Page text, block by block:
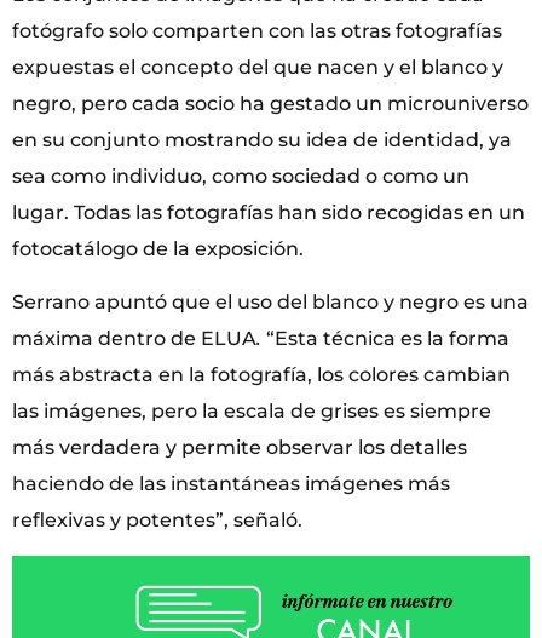
fotógrafo solo comparten con las otras fotografías
expuestas el concepto del que nacen y el blanco y
negro, pero cada socio ha gestado un microuniverso
en su conjunto mostrando su idea de identidad, ya
sea como individuo, como sociedad o como un
lugar. Todas las fotografías han sido recogidas en un
fotocatálogo de la exposición.
Serrano apuntó que el uso del blanco y negro es una
máxima dentro de ELUA. “Esta técnica es la forma
más abstracta en la fotografía, los colores cambian
las imágenes, pero la escala de grises es siempre
más verdadera y permite observar los detalles
haciendo de las instantáneas imágenes más
reflexivas y potentes”, señaló.